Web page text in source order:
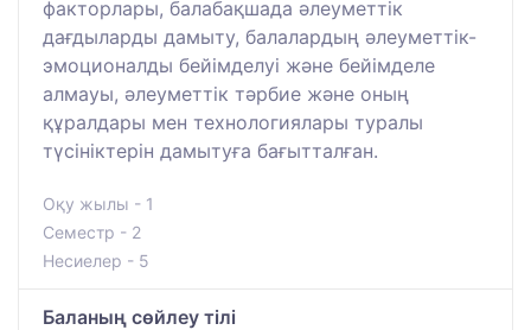
факторлары, балабақшада әлеуметтік
дағдыларды дамыту, балалардың әлеуметтік-
эмоционалды бейімделуі және бейімделе
алмауы, әлеуметтік тәрбие және оның
құралдары мен технологиялары туралы
түсініктерін дамытуға бағытталған.
Оқу жылы - 1
Семестр - 2
Несиелер - 5
Баланың сөйлеу тілі